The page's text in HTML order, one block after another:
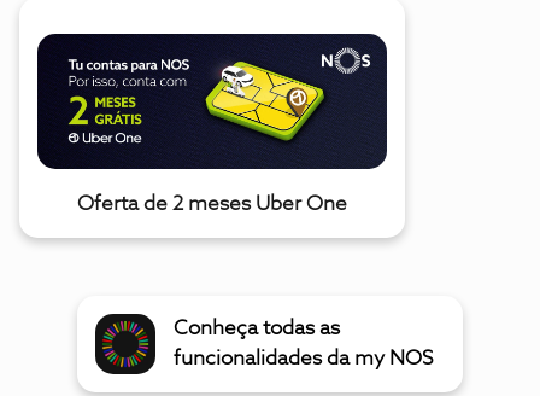
Oferta de 2 meses Uber One
Conheça todas as
funcionalidades da my NOS